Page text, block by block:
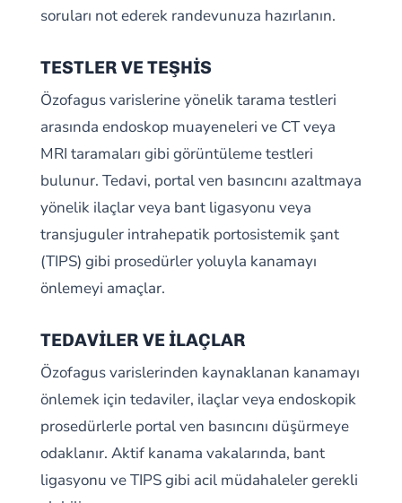
soruları not ederek randevunuza hazırlanın.
TESTLER VE TEŞHİS
Özofagus varislerine yönelik tarama testleri
arasında endoskop muayeneleri ve CT veya
MRI taramaları gibi görüntüleme testleri
bulunur. Tedavi, portal ven basıncını azaltmaya
yönelik ilaçlar veya bant ligasyonu veya
transjuguler intrahepatik portosistemik şant
(TIPS) gibi prosedürler yoluyla kanamayı
önlemeyi amaçlar.
TEDAVİLER VE İLAÇLAR
Özofagus varislerinden kaynaklanan kanamayı
önlemek için tedaviler, ilaçlar veya endoskopik
prosedürlerle portal ven basıncını düşürmeye
odaklanır. Aktif kanama vakalarında, bant
ligasyonu ve TIPS gibi acil müdahaleler gerekli